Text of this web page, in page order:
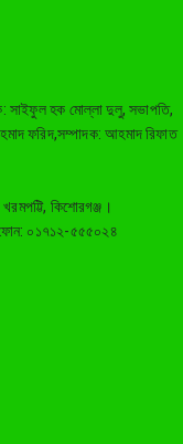
সাইফুল হক মোল্লা দুলু, সভাপতি,
ফরিদ,সম্পাদক: আহমাদ রিফাত
কিশোরগঞ্জ।
০১৭১২-৫৫৫০২৪